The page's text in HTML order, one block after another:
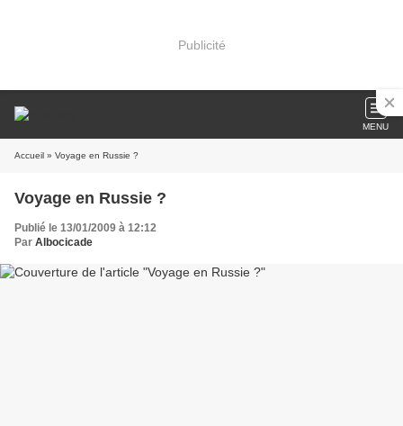
Publicité
MENU
Accueil » Voyage en Russie ?
Voyage en Russie ?
Publié le 13/01/2009 à 12:12
Par Albocicade